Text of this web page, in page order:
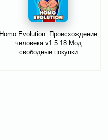
Homo Evolution: Происхождение
человека v1.5.18 Мод
свободные покупки